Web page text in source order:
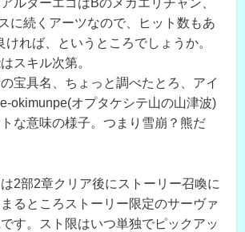
ルターエゴはBのメカエリチャン、
に続くアーツなので、ヒット数もあ
ければ、というところでしょうか。
スキル次第。
宝具名、ちょっと調べたとろ、アイ
okimunpe(オプタケシテ山の山津波)
な意味の様子。つまり雪崩？熊だ
2部2章クリア後にストーリー召喚に
るところストーリー限定のサーヴァ
す。スト限はいつ単独でピックアッ